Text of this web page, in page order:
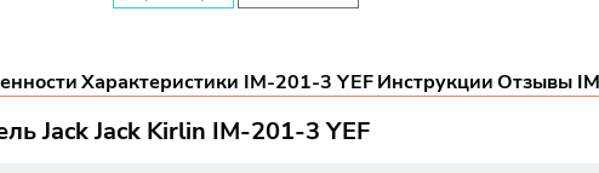
Характеристики IM-201-3 YEFИнструкцииОтзывы
Jack Jack Kirlin IM-201-3 YEF